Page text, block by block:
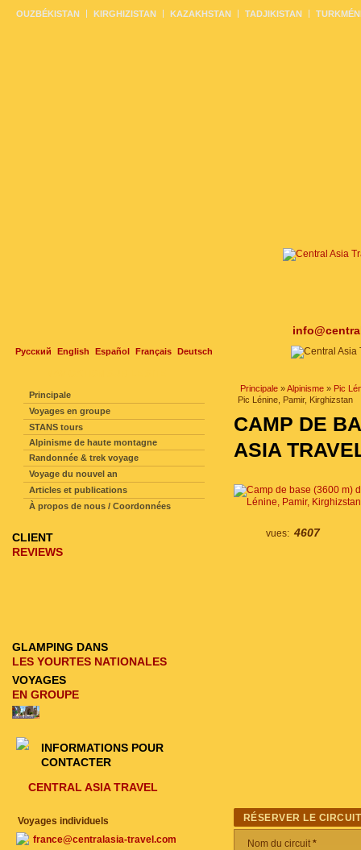
Русский English Español Français Deutsch
OUZBÉKISTAN KIRGHIZISTAN KAZAKHSTAN TADJIKISTAN
Principale »Alpinisme » Pic
Pic Lénine, Pamir, Kirghizstan
CAMP DE
ASIA
vues: 4607
RÉSERVER LE CIRCUIT
Nom du circuit*
Principale
Voyages en groupe
STANS tours
Alpinisme de haute montagne
Randonnée & trek voyage
Voyage du nouvel an
Articles et publications
À propos de nous / Coordonnées
CLIENT
REVIEWS
GLAMPING DANS
LES YOURTES NATIONALES
VOYAGES
EN GROUPE
INFORMATIONS POUR
CONTACTER
CENTRAL ASIA TRAVEL
Voyages individuels
france@centralasia-travel.com